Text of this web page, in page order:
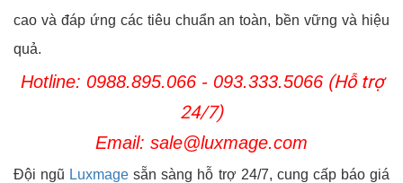
cao và đáp ứng các tiêu chuẩn an toàn, bền vững và hiệu
quả.
Hotline: 0988.895.066 - 093.333.5066(Hỗ trợ
24/7)
Email: sale@luxmage.com
Đội ngũ Luxmage sẵn sàng hỗ trợ 24/7, cung cấp báo giá